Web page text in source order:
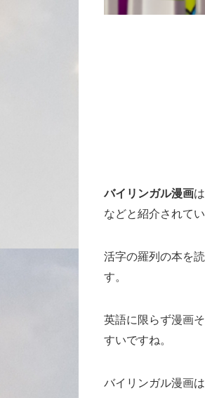
バイリンガル漫画
などと紹介されて
活字の羅列の本を
す。
英語に限らず漫画
すいですね。
バイリンガル漫画